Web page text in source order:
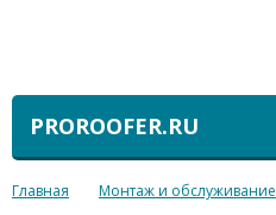
PROROOFER.RU
Главная Монтаж и обслуживание